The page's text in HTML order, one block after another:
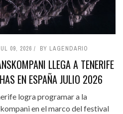
09, 2026 BY LAGENDARIO
LLEGA A TENERIFE
EN ESPAÑA JULIO 2026
logra programar a la
en el marco del festival